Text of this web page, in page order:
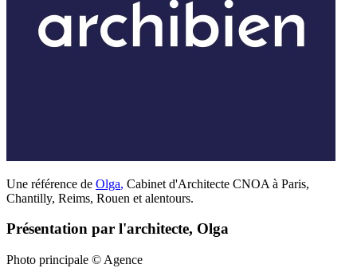
Une référence de Olga, Cabinet d'Architecte CNOA à Paris,
Chantilly, Reims, Rouen et alentours.
Présentation par l'architecte, Olga
Photo principale © Agence